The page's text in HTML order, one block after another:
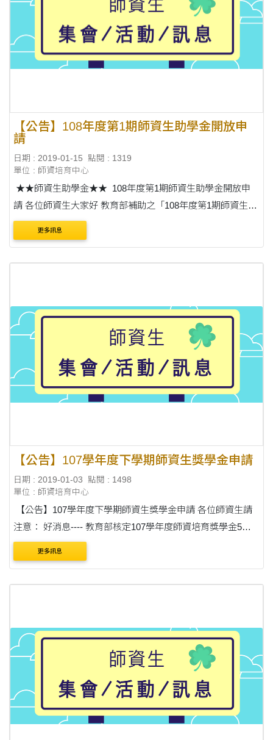
【公告】108年度第1期師資生助學金開放申
請
日期 : 2019-01-15
點閱 : 1319
單位 : 師資培育中心
★★師資生助學金★★ 108年度第1期師資生助學金開放申
請 各位師資生大家好 教育部補助之「108年度第1期師資生助
學金」即日起開放申請，截止日為108年2月19日(星期二)。詳
更多訊息
【公告】107學年度下學期師資生獎學金申請
日期 : 2019-01-03
點閱 : 1498
單位 : 師資培育中心
【公告】107學年度下學期師資生獎學金申請 各位師資生請
注意： 好消息---- 教育部核定107學年度師資培育獎學金5名
名額 請領月份：108年2月至108年7月 獎學金金額：每月
8000元 請....
更多訊息